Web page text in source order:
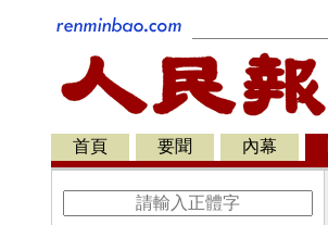
首頁 要聞 內幕